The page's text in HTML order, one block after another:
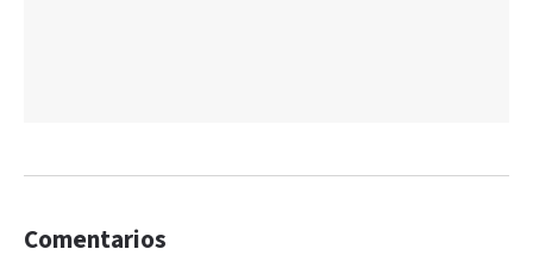
Comentarios